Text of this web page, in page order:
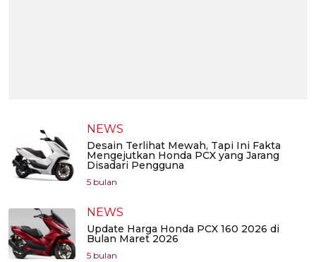
NEWS
Desain Terlihat Mewah, Tapi Ini Fakta
Mengejutkan Honda PCX yang Jarang
Disadari Pengguna
5 bulan
NEWS
Update Harga Honda PCX 160 2026 di
Bulan Maret 2026
5 bulan